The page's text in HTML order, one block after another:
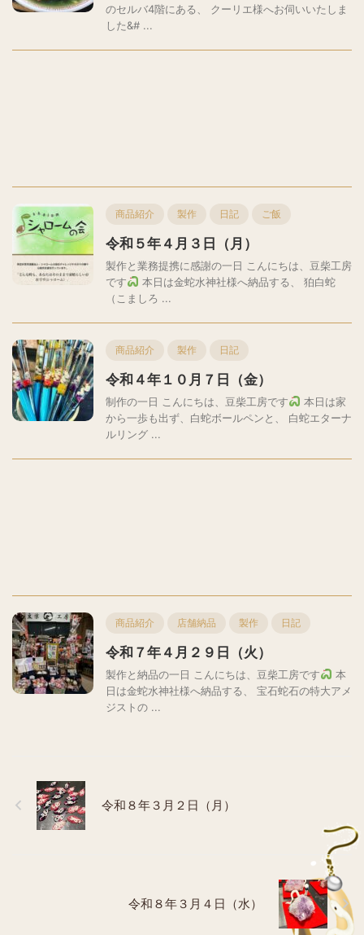
のセルバ4階にある、 クーリエ様へお伺いいたしま
した&# ...
商品紹介 製作 日記 ご飯
令和５年４月３日（月）
製作と業務提携に感謝の一日 こんにちは、豆柴工房
です
本日は金蛇水神社様へ納品する、 狛白蛇
（こましろ ...
商品紹介 製作 日記
令和４年１０月７日（金）
制作の一日 こんにちは、豆柴工房です
本日は家
から一歩も出ず、白蛇ボールペンと、 白蛇エターナ
ルリング ...
商品紹介 店舗納品 製作 日記
令和７年４月２９日（火）
製作と納品の一日 こんにちは、豆柴工房です
本
日は金蛇水神社様へ納品する、 宝石蛇石の特大アメ
ジストの ...
令和８年３月２日（月）
令和８年３月４日（水）